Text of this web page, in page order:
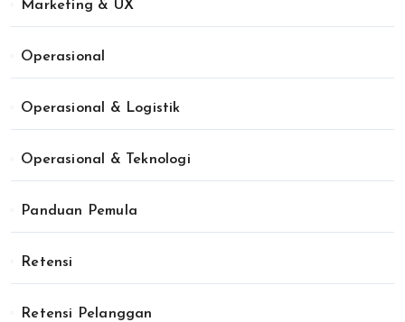
Marketing & UX
Operasional
Operasional & Logistik
Operasional & Teknologi
Panduan Pemula
Retensi
Retensi Pelanggan